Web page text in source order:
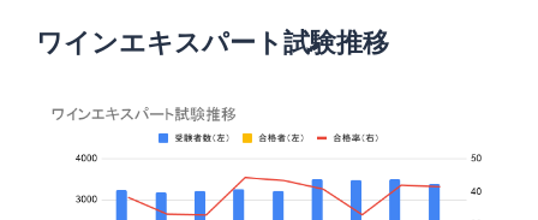
ワインエキスパート試験推移